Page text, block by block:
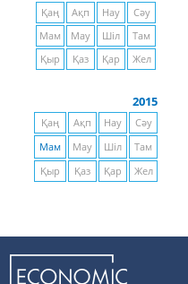
Қаң Ақп Нау
Сәу
Мам
Мау Шіл
Там
Қыр
Қаз Қар Жел
2015
Қаң Ақп Нау
Сәу
Мам
Мау Шіл
Там
Қыр
Қаз Қар Жел